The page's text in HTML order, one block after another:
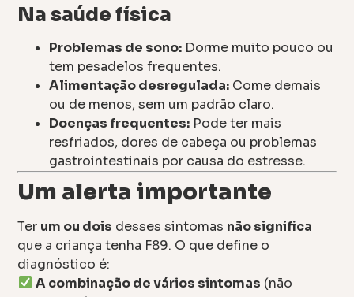
Na saúde física
Problemas de sono: Dorme muito pouco ou
tem pesadelos frequentes.
Alimentação desregulada: Come demais
ou de menos, sem um padrão claro.
Doenças frequentes: Pode ter mais
resfriados, dores de cabeça ou problemas
gastrointestinais por causa do estresse.
Um alerta importante
Ter um ou dois desses sintomas não significa
que a criança tenha F89. O que define o
diagnóstico é:
A combinação de vários sintomas (não